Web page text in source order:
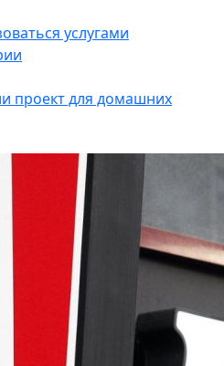
услугами
проект для домашних